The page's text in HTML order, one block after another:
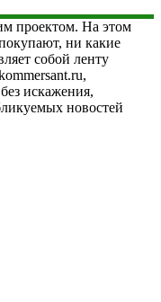
проектом. На этом
ни какие
собой ленту
искажения,
новостей